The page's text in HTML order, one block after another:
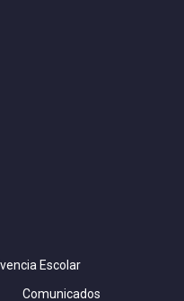
Escolar
Comunicados